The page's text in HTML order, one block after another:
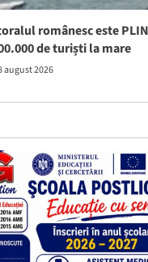
românesc este
de turiști la mare
august 2026